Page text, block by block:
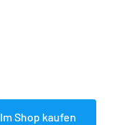
Im Shop kaufen